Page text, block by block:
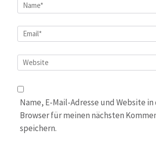
Name*
Email*
Website
Name, E-Mail-Adresse und Website in
Browser für meinen nächsten
speichern.